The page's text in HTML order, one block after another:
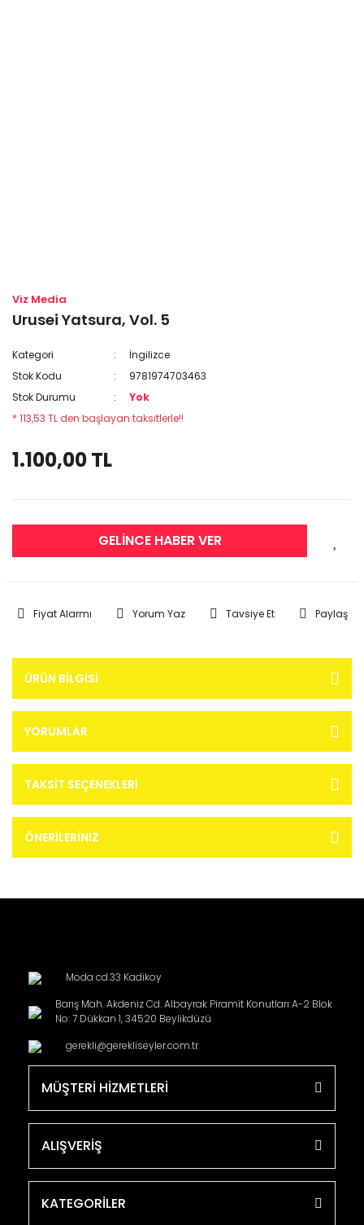
Viz Media
Urusei Yatsura, Vol. 5
Kategori
İngilizce
Stok Kodu
9781974703463
Stok Durumu
Yok
* 113,53 TL den başlayan taksitlerle!!
1.100,00 TL
GELİNCE HABER VER
Fiyat Alarmı Yorum Yaz Tavsiye Et Paylaş
ÜRÜN BILGISI
YORUMLAR
TAKSIT SEÇENEKLERI
ÖNERILERINIZ
Moda cd.33 Kadikoy
Barış Mah. Akdeniz Cd. Albayrak Piramit Konutları A-2 Blok
No: 7 Dükkan 1, 34520 Beylikdüzü
gerekli@gerekliseyler.com.tr
MÜŞTERİ HİZMETLERİ
ALIŞVERİŞ
KATEGORİLER